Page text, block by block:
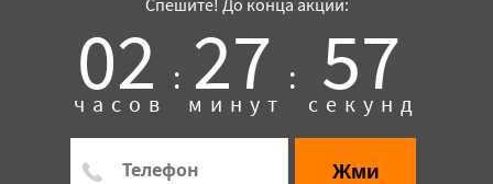
Спешите! До конца акции:
02 :
часов 27 :
минут 57
секунд
Жми
×